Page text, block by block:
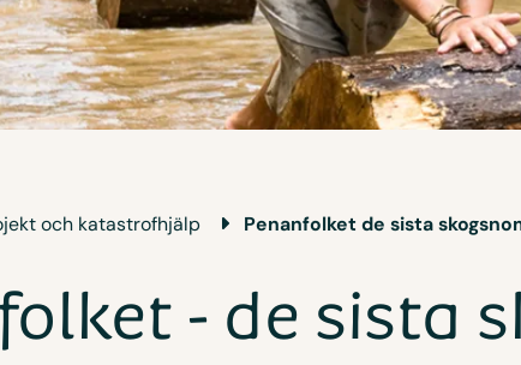
och katastrofhjälp Penanfolket de sista
- de sista